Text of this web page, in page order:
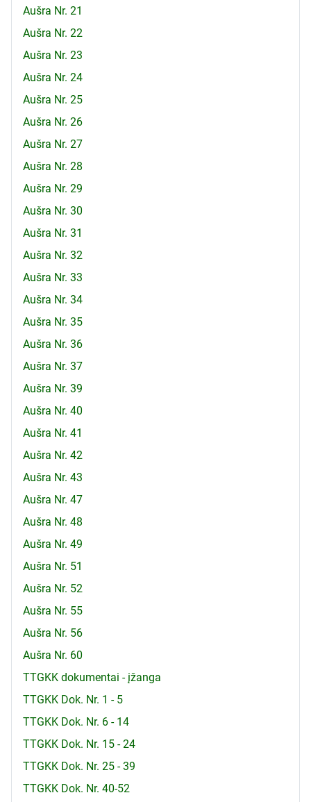
Aušra Nr. 21
Aušra Nr. 22
Aušra Nr. 23
Aušra Nr. 24
Aušra Nr. 25
Aušra Nr. 26
Aušra Nr. 27
Aušra Nr. 28
Aušra Nr. 29
Aušra Nr. 30
Aušra Nr. 31
Aušra Nr. 32
Aušra Nr. 33
Aušra Nr. 34
Aušra Nr. 35
Aušra Nr. 36
Aušra Nr. 37
Aušra Nr. 39
Aušra Nr. 40
Aušra Nr. 41
Aušra Nr. 42
Aušra Nr. 43
Aušra Nr. 47
Aušra Nr. 48
Aušra Nr. 49
Aušra Nr. 51
Aušra Nr. 52
Aušra Nr. 55
Aušra Nr. 56
Aušra Nr. 60
TTGKK dokumentai - įžanga
TTGKK Dok. Nr. 1 - 5
TTGKK Dok. Nr. 6 - 14
TTGKK Dok. Nr. 15 - 24
TTGKK Dok. Nr. 25 - 39
TTGKK Dok. Nr. 40-52